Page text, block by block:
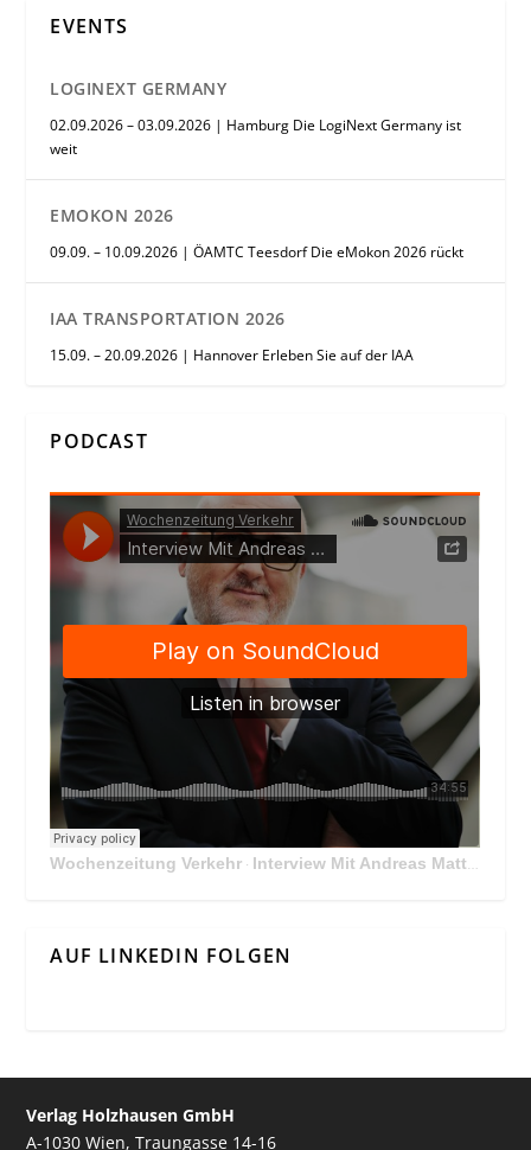
EVENTS
LOGINEXT GERMANY
02.09.2026 – 03.09.2026 | Hamburg Die LogiNext Germany ist
weit
EMOKON 2026
09.09. – 10.09.2026 | ÖAMTC Teesdorf Die eMokon 2026 rückt
IAA TRANSPORTATION 2026
15.09. – 20.09.2026 | Hannover Erleben Sie auf der IAA
PODCAST
Wochenzeitung Verkehr · Interview Mit Andreas Matthä, CEO der ÖBB Holding
AUF LINKEDIN FOLGEN
Verlag Holzhausen GmbH
A-1030 Wien, Traungasse 14-16